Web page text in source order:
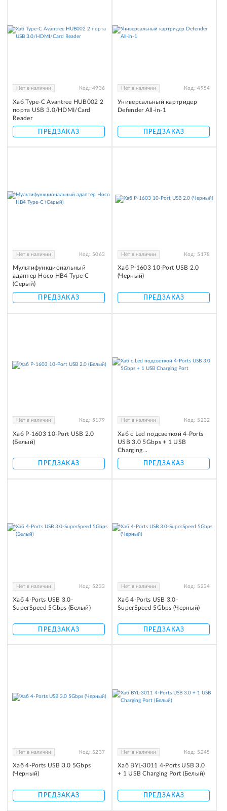
Нет в наличии Код: 4936
Хаб Type-C Avantree HUB002 2
порта USB 3.0/HDMI/Card
Reader
ПРЕДЗАКАЗ
Нет в наличии Код: 4954
Универсальный картридер
Defender All-in-1
ПРЕДЗАКАЗ
Нет в наличии Код: 5063
Мультифункциональный
адаптер Hoco HB4 Type-C
(Серый)
ПРЕДЗАКАЗ
Нет в наличии Код: 5178
Хаб P-1603 10-Port USB 2.0
(Черный)
ПРЕДЗАКАЗ
Нет в наличии Код: 5179
Хаб P-1603 10-Port USB 2.0
(Белый)
ПРЕДЗАКАЗ
Нет в наличии Код: 5232
Хаб с Led подсветкой 4-Ports
USB 3.0 5Gbps + 1 USB
Charging...
ПРЕДЗАКАЗ
Нет в наличии Код: 5233
Хаб 4-Ports USB 3.0-
SuperSpeed 5Gbps (Белый)
ПРЕДЗАКАЗ
Нет в наличии Код: 5234
Хаб 4-Ports USB 3.0-
SuperSpeed 5Gbps (Черный)
ПРЕДЗАКАЗ
Нет в наличии Код: 5237
Хаб 4-Ports USB 3.0 5Gbps
(Черный)
ПРЕДЗАКАЗ
Нет в наличии Код: 5245
Хаб BYL-3011 4-Ports USB 3.0
+ 1 USB Charging Port (Белый)
ПРЕДЗАКАЗ